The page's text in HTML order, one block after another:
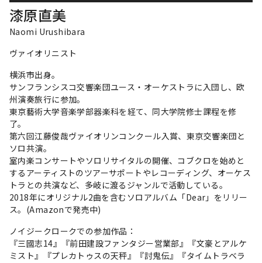
漆原直美
Naomi Urushibara
ヴァイオリニスト
横浜市出身。
サンフランシスコ交響楽団ユース・オーケストラに入団し、欧
州演奏旅行に参加。
東京藝術大学音楽学部器楽科を経て、同大学院修士課程を修
了。
第六回江藤俊哉ヴァイオリンコンクール入賞、東京交響楽団と
ソロ共演。
室内楽コンサートやソロリサイタルの開催、コブクロを始めと
するアーティストのツアーサポートやレコーディング、オーケス
トラとの共演など、多岐に渡るジャンルで活動している。
2018年にオリジナル2曲を含むソロアルバム「Dear」をリリー
ス。(Amazonで発売中)
ノイジークロークでの参加作品：
『三國志14』『前田建設ファンタジー営業部』『文豪とアルケ
ミスト』『プレカトゥスの天秤』『討鬼伝』『タイムトラベラ